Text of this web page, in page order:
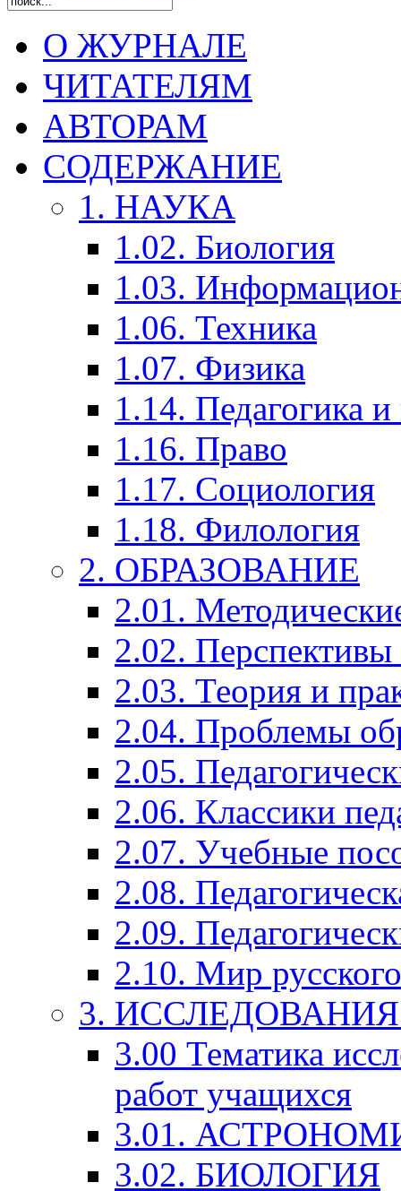
О ЖУРНАЛЕ
ЧИТАТЕЛЯМ
АВТОРАМ
СОДЕРЖАНИЕ
1. НАУКА
1.02. Биология
1.03.
1.06. Техника
1.07. Физика
1.14. Педагогика
1.16. Право
1.17. Социология
1.18. Филология
2. ОБРАЗОВАНИЕ
2.01.
2.02. Перспективы
2.03. Теория и
2.04. Проблемы
2.05.
2.06. Классики
2.07. Учебные
2.08.
2.09.
2.10. Мир
3.
3.00 Тематика
работ учащихся
3.01.
3.02. БИОЛОГИЯ